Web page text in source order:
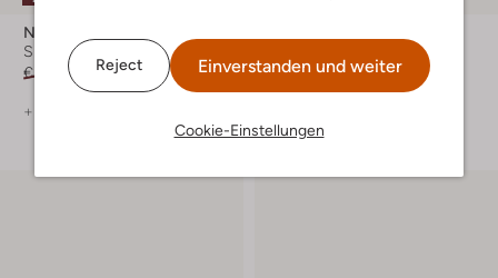
Reject Einverstanden und weiter
Cookie-Einstellungen
New Balance
Sneaker Low
€ 99,99
€ 79,99
+ mehr farben
€ 289,99 € 202,99